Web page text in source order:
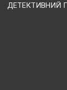
ДЕТЕКТИВНИЙ